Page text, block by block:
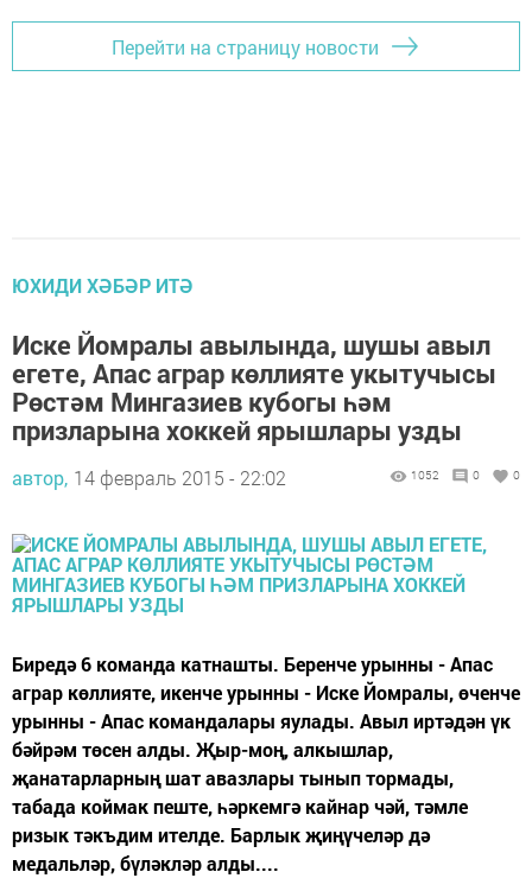
Перейти на страницу новости
ЮХИДИ ХӘБӘР ИТӘ
Иске Йомралы авылында, шушы авыл
егете, Апас аграр көллияте укытучысы
Рөстәм Мингазиев кубогы һәм
призларына хоккей ярышлары узды
автор, 14 февраль 2015 - 22:02 1052 0 0
Биредә 6 команда катнашты. Беренче урынны - Апас
аграр көллияте, икенче урынны - Иске Йомралы, өченче
урынны - Апас командалары яулады. Авыл иртәдән үк
бәйрәм төсен алды. Җыр-моң, алкышлар,
җанатарларның шат авазлары тынып тормады,
табада коймак пеште, һәркемгә кайнар чәй, тәмле
ризык тәкъдим ителде. Барлык җиңүчеләр дә
медальләр, бүләкләр алды....